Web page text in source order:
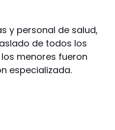
y personal de salud,
de todos los
menores fueron
especializada.